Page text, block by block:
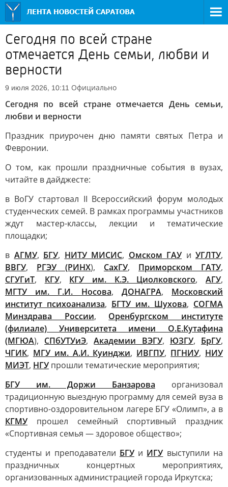
Сегодня по всей стране
отмечается День семьи, любви и
верности
9 июля 2026, 10:11 Официально
Сегодня по всей стране отмечается День семьи,
любви и верности
Праздник приурочен дню памяти святых Петра и
Февронии.
О том, как прошли праздничные события в вузах,
читайте в дайджесте:
в ВоГУ стартовал II Всероссийский форум молодых
студенческих семей. В рамках программы участников
ждут мастер-классы, лекции и тематические
площадки;
в АГМУ, БГУ, НИТУ МИСИС, Омском ГАУ и УГЛТУ,
ВВГУ, РГЭУ (РИНХ), СахГУ, Приморском ГАТУ,
СГУГиТ, КГУ, КГУ им. К.Э. Циолковского,АГУ,
МГТУ им. Г.И. Носова, ДОНАГРА, Московский
институт психоанализа, БГТУ им. Шухова, СОГМА
Минздрава России, Оренбургском институте
(филиале) Университета имени О.Е.Кутафина
(МГЮА), СПбУТУиЭ,Академии ВЭГУ, ЮЗГУ, БрГУ,
ЧГИК, МГУ им. А.И. Куинджи, ИВГПУ, ПГНИУ, НИУ
МИЭТ, НГУ прошли тематические мероприятия;
БГУ им. Доржи Банзарова организовал
традиционную выездную программу для семей вуза в
спортивно-оздоровительном лагере БГУ «Олимп», а в
КГМУ прошел семейный спортивный праздник
«Спортивная семья — здоровое общество»;
студенты и преподаватели БГУи ИГУ выступили на
праздничных концертных мероприятиях,
организованных администрацией города Иркутска;